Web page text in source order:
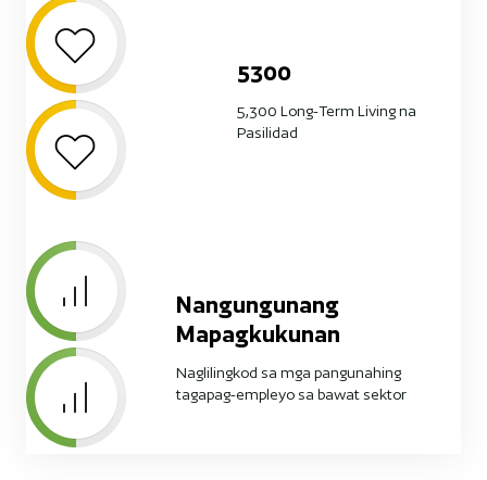
5300
5,300 Long-Term Living na
Pasilidad
Nangungunang
Mapagkukunan
Naglilingkod sa mga pangunahing
tagapag-empleyo sa bawat sektor